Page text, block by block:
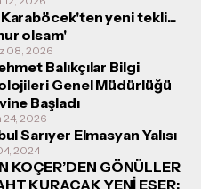
yeni tekli...
olsam'
08, 2026
Balıkçılar Bilgi
Genel Müdürlüğü
Başladı
24, 2026
Sarıyer Elmasyan Yalısı
2024
GÖNÜLLER
KURACAK YENİ ESER: